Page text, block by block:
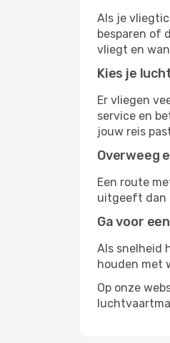
Als je
besparen of
vliegt en
Kies je
Er vliegen
service en
jouw reis
Overweeg
Een route
uitgeeft dan
Ga voor
Als snelheid
houden met
Op onze